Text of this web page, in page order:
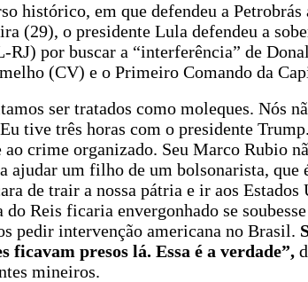
histórico, em que defendeu a
(29), o presidente Lula defendeu a
RJ) por buscar a “interferência” de
(CV) e o Primeiro Comando da
ser tratados como moleques. Nós
tive três horas com o presidente
ao crime organizado. Seu Marco Rubio
ajudar um filho de um bolsonarista, que
de trair a nossa pátria e ir aos
Reis ficaria envergonhado se
pedir intervenção americana no Brasil.
ficavam presos lá. Essa é a verdade”,
mineiros.